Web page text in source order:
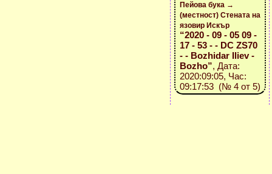
Пейова бука →
(местност) Стената на
язовир Искър
“2020 - 09 - 05 09 -
17 - 53 - - DC ZS70
- - Bozhidar Iliev -
Bozho”, Дата:
2020:09:05, Час:
09:17:53 (№ 4 от 5)